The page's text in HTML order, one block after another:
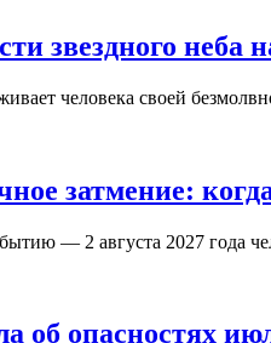
звездного неба
человека своей
затмение:
— 2 августа 2027 года
об опасностях